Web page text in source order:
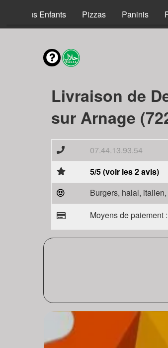
Menus Enfants Pizzas Paninis
Livraison de
sur Arnage
07.44.13.93.54
5/5 (voir les 2 avis)
Burgers, halal,
Moyens de paiement :